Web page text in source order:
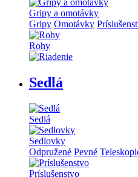
Gripy a omotávky
Gripy Omotávky
Rohy
Sedlá
Sedlá
Sedlovky
Odpružené Pevné
Príslušenstvo